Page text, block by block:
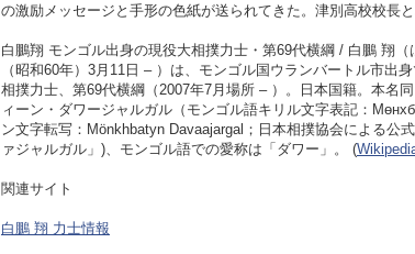
の激励メッセージと手形の色紙が送られてきた。津別高校校長と
白鵬翔 モンゴル出身の現役大相撲力士・第69代横綱 / 白鵬 翔
（昭和60年）3月11日 – ）は、モンゴル国ウランバートル市出
相撲力士、第69代横綱（2007年7月場所 – ）。日本国籍。本名
ィーン・ダワージャルガル（モンゴル語キリル文字表記：
ン文字転写：Mönkhbatyn Davaajargal；日本相撲協会による公
ァジャルガル」)、モンゴル語での愛称は「ダワー」。 (
関連サイト
白鵬 翔 力士情報